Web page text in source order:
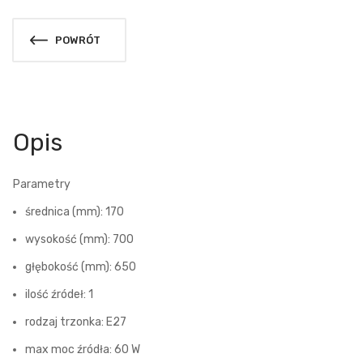
POWRÓT
Opis
Parametry
średnica (mm): 170
wysokość (mm): 700
głębokość (mm): 650
ilość źródeł: 1
rodzaj trzonka: E27
max moc źródła: 60 W